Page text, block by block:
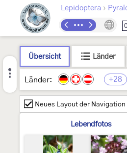
Lepidoptera ›
Übersicht Länder
Länder: +28
Neues Layout der Navigation
Lebendfotos